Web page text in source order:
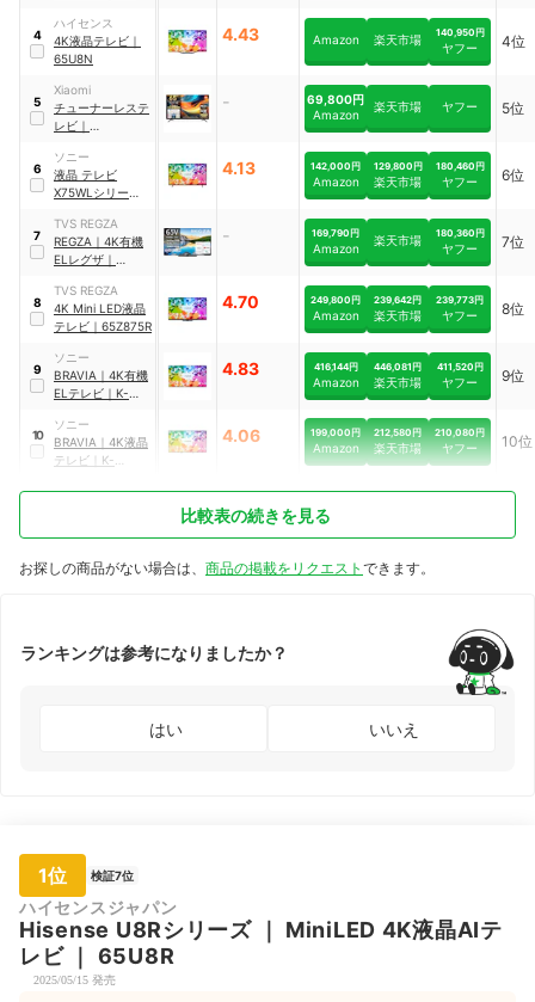
4
ハイセンス
4K液晶テレビ ｜
65U8N
4.43 Amazon 楽天市場 140,950円
ヤフー 4位
5
Xiaomi
チューナーレステ
レビ ｜
-
69,800円
Amazon
楽天市場 ヤフー 5位
6
ソニー
液晶 テレビ
X75WLシリーズ
65X75WL
4.13 142,000円
Amazon
129,800円
楽天市場
180,460円
ヤフー 6位
7
TVS REGZA
REGZA ｜ 4K有機
ELレグザ ｜
- 169,790円
Amazon
楽天市場 180,360円
ヤフー 7位
8
TVS REGZA
4K Mini LED液晶
テレビ ｜ 65Z875R
4.70 249,800円
Amazon
239,642円
楽天市場
239,773円
ヤフー 8位
9
ソニー
BRAVIA ｜ 4K有機
ELテレビ ｜ K-
4.83 416,144円
Amazon
446,081円
楽天市場
411,520円
ヤフー 9位
10
ソニー
BRAVIA ｜ 4K液晶
テレビ
K-
4.06 199,000円
Amazon
212,580円
楽天市場
210,080円
ヤフー 10位
比較表の続きを見る
お探しの商品がない場合は、 商品の掲載をリクエスト できます。
ランキングは参考になりましたか？
はい いいえ
1位 検証7位
ハイセンスジャパン
Hisense U8Rシリーズ｜ MiniLED 4K液晶AIテ
レビ｜ 65U8R
2025/05/15 発売